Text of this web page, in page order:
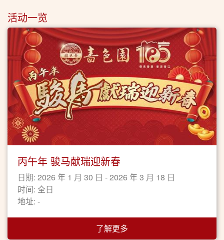
活动一览
丙午年 骏马献瑞迎新春
日期: 2026 年 1 月 30 日 - 2026 年 3 月 18 日
时间: 全日
地址: -
了解更多